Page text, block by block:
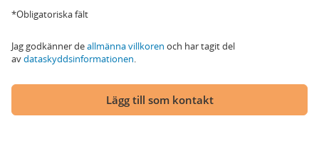
*Obligatoriska fält
Jag godkänner deallmänna villkoren och har tagit del
avdataskyddsinformationen.
Lägg till som kontakt